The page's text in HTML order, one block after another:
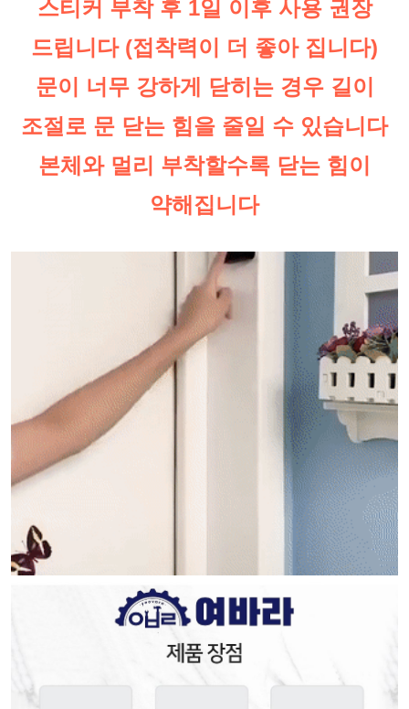
스티커 부착 후 1일 이후 사용 권장
드립니다 (접착력이 더 좋아 집니다)
문이 너무 강하게 닫히는 경우 길이
조절로 문 닫는 힘을 줄일 수 있습니다
본체와 멀리 부착할수록 닫는 힘이
약해집니다